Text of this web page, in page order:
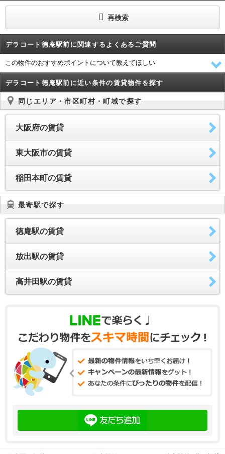
再検索
デラコート徳庵駅前に関連するよくあるご質問
この物件のおすすめポイントについて教えてほしい
デラコート徳庵駅前に近い条件の賃貸物件を探す
同じエリア・市区町村・町域で探す
大阪府の賃貸
東大阪市の賃貸
稲田本町の賃貸
最寄駅で探す
徳庵駅の賃貸
放出駅の賃貸
高井田駅の賃貸